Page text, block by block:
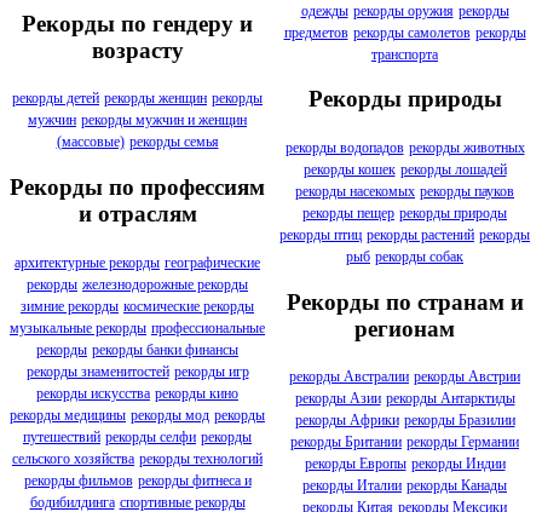
Рекорды по гендеру и
возрасту
рекорды детей рекорды женщин рекорды
мужчин рекорды мужчин и женщин
(массовые) рекорды семья
Рекорды по профессиям
и отраслям
архитектурные рекорды географические
рекорды железнодорожные рекорды
зимние рекорды космические рекорды
музыкальные рекорды профессиональные
рекорды рекорды банки финансы
рекорды знаменитостей рекорды игр
рекорды искусства рекорды кино
рекорды медицины рекорды мод рекорды
путешествий рекорды селфи рекорды
сельского хозяйства рекорды технологий
рекорды фильмов рекорды фитнеса и
бодибилдинга спортивные рекорды
одежды рекорды оружия рекорды
предметов рекорды самолетов рекорды
транспорта
Рекорды природы
рекорды водопадов рекорды животных
рекорды кошек рекорды лошадей
рекорды насекомых рекорды пауков
рекорды пещер рекорды природы
рекорды птиц рекорды растений рекорды
рыб рекорды собак
Рекорды по странам и
регионам
рекорды Австралии рекорды Австрии
рекорды Азии рекорды Антарктиды
рекорды Африки рекорды Бразилии
рекорды Британии рекорды Германии
рекорды Европы рекорды Индии
рекорды Италии рекорды Канады
рекорды Китая рекорды Мексики